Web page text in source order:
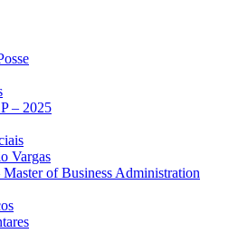
– 2025
Vargas
of Business Administration